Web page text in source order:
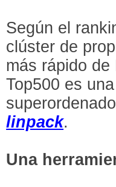
Según el
clúster de
más rápido
Top500 es
linpack.
Una